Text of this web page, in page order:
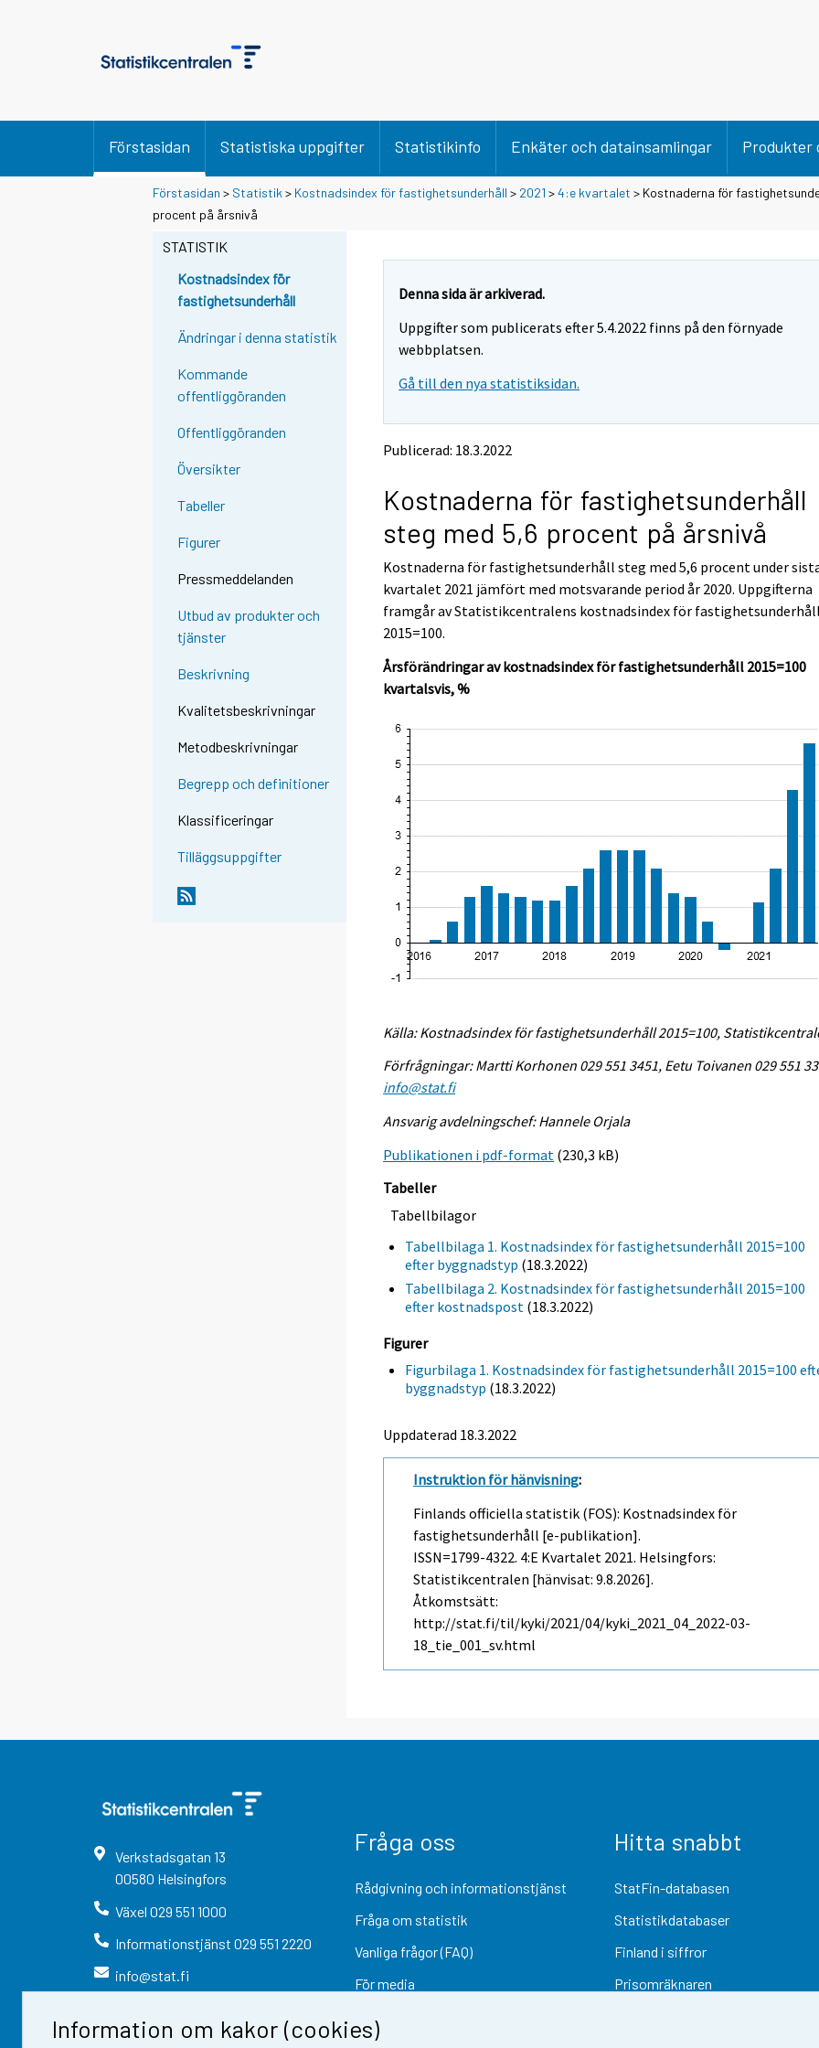
Information om kakor (cookies)
Förstasidan Statistiska uppgifter Statistikinfo Enkäter och datainsamlingar Produkter
Förstasidan > Statistik > Kostnadsindex för fastighetsunderhåll > 2021 >4:e kvartalet > Kostnaderna för
procent på årsnivå
STATISTIK
Kostnadsindex för
fastighetsunderhåll
Ändringar i denna statistik
Kommande
offentliggöranden
Offentliggöranden
Översikter
Tabeller
Figurer
Pressmeddelanden
Utbud av produkter och
tjänster
Beskrivning
Kvalitetsbeskrivningar
Metodbeskrivningar
Begrepp och definitioner
Klassificeringar
Tilläggsuppgifter
Denna sida är arkiverad.
Uppgifter som publicerats efter 5.4.2022 finns på den förnyade
webbplatsen.
Gå till den nya statistiksidan.
Publicerad: 18.3.2022
Kostnaderna för fastighetsunderhåll
steg med 5,6 procent på årsnivå
Kostnaderna för fastighetsunderhåll steg med 5,6 procent under
kvartalet 2021 jämfört med motsvarande period år 2020. Uppgifterna
framgår av Statistikcentralens kostnadsindex för
2015=100.
Årsförändringar av kostnadsindex för fastighetsunderhåll 2015=100
kvartalsvis, %
Källa: Kostnadsindex för fastighetsunderhåll 2015=100,
Förfrågningar: Martti Korhonen 029 551 3451, Eetu Toivanen 029 551
info@stat.fi
Ansvarig avdelningschef: Hannele Orjala
Publikationen i pdf-format (230,3 kB)
Tabeller
Tabellbilagor
Tabellbilaga 1. Kostnadsindex för fastighetsunderhåll 2015=100
efter byggnadstyp (18.3.2022)
Tabellbilaga 2. Kostnadsindex för fastighetsunderhåll 2015=100
efter kostnadspost (18.3.2022)
Figurer
Figurbilaga 1. Kostnadsindex för fastighetsunderhåll 2015=100
byggnadstyp (18.3.2022)
Uppdaterad 18.3.2022
Instruktion för hänvisning:
Finlands officiella statistik (FOS): Kostnadsindex för
fastighetsunderhåll [e-publikation].
ISSN=1799-4322. 4:e Kvartalet 2021. Helsingfors:
Statistikcentralen [hänvisat: 9.8.2026].
Åtkomstsätt:
http://stat.fi/til/kyki/2021/04/kyki_2021_04_2022-03-
18_tie_001_sv.html
Verkstadsgatan 13
00580 Helsingfors
Växel 029 551 1000
Informationstjänst 029 551 2220
info@stat.fi
Fråga oss
Rådgivning och informationstjänst
Fråga om statistik
Vanliga frågor (FAQ)
För media
Hitta snabbt
StatFin-databasen
Statistikdatabaser
Finland i siffror
Prisomräknaren